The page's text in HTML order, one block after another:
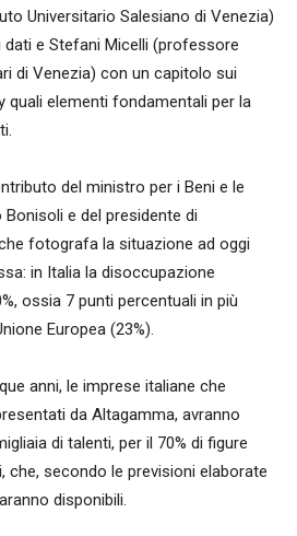
Universitario Salesiano di Venezia)
dati e Stefani Micelli (professore
di Venezia) con un capitolo sui
quali elementi fondamentali per la
del ministro per i Beni e le
e del presidente di
fotografa la situazione ad oggi
in Italia la disoccupazione
ossia 7 punti percentuali in più
Europea (23%).
anni, le imprese italiane che
da Altagamma, avranno
di talenti, per il 70% di figure
che, secondo le previsioni elaborate
disponibili.